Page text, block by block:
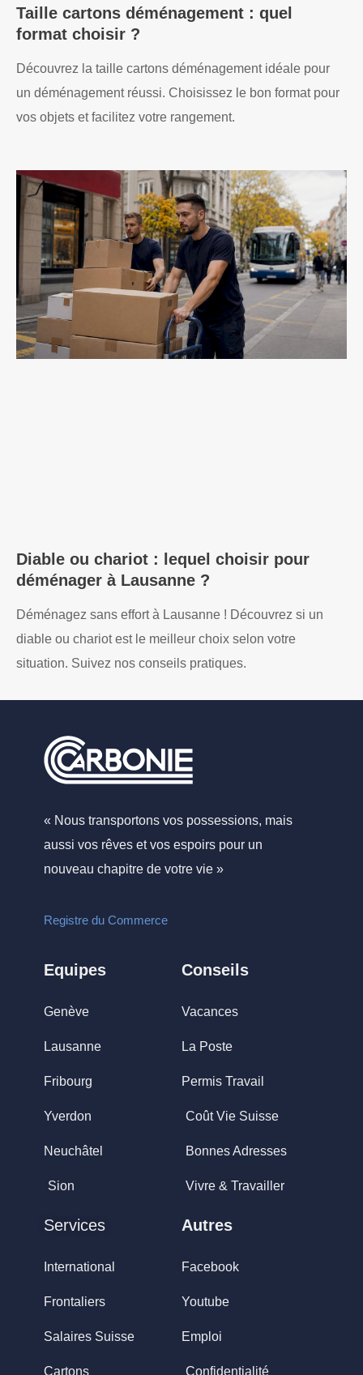
Taille cartons déménagement : quel
format choisir ?
Découvrez la taille cartons déménagement idéale pour
un déménagement réussi. Choisissez le bon format pour
vos objets et facilitez votre rangement.
Diable ou chariot : lequel choisir pour
déménager à Lausanne ?
Déménagez sans effort à Lausanne ! Découvrez si un
diable ou chariot est le meilleur choix selon votre
situation. Suivez nos conseils pratiques.
« Nous transportons vos possessions, mais
aussi vos rêves et vos espoirs pour un
nouveau chapitre de votre vie »
Registre du Commerce
Equipes
Genève
Lausanne
Fribourg
Yverdon
Neuchâtel
Sion
Conseils
Vacances
La Poste
Permis Travail
Coût Vie Suisse
Bonnes Adresses
Vivre & Travailler
Services
International
Frontaliers
Salaires Suisse
Cartons
Autres
Facebook
Youtube
Emploi
Confidentialité